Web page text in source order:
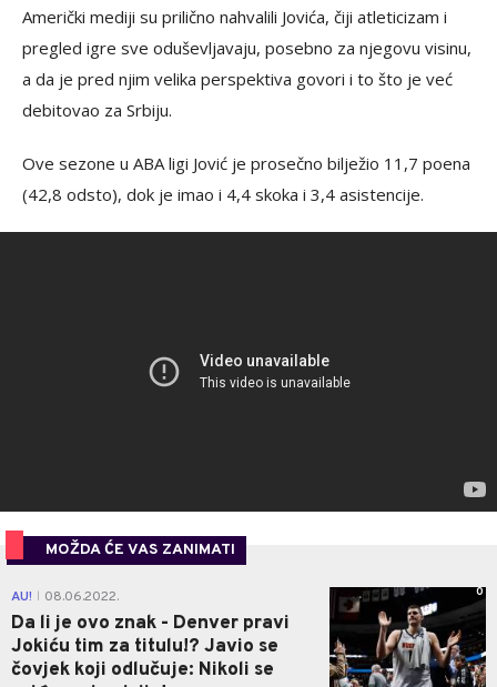
Američki mediji su prilično nahvalili Jovića, čiji atleticizam i
pregled igre sve oduševljavaju, posebno za njegovu visinu,
a da je pred njim velika perspektiva govori i to što je već
debitovao za Srbiju.
Ove sezone u ABA ligi Jović je prosečno bilježio 11,7 poena
(42,8 odsto), dok je imao i 4,4 skoka i 3,4 asistencije.
MOŽDA ĆE VAS ZANIMATI
AU! 08.06.2022.
Da li je ovo znak - Denver pravi
Jokiću tim za titulu!? Javio se
čovjek koji odlučuje: Nikoli se
0